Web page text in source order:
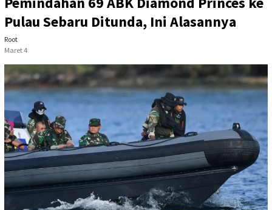
Pulau Sebaru Ditunda, Ini Alasannya
Root
Maret 4